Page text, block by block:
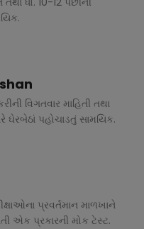
વિગતવાર માહિતી તથા
ઘેરબેઠાં પહોચાડતું સામયિક.
પ્રવર્તમાન માળખાને
એક પ્રકારની મોક ટેસ્ટ.